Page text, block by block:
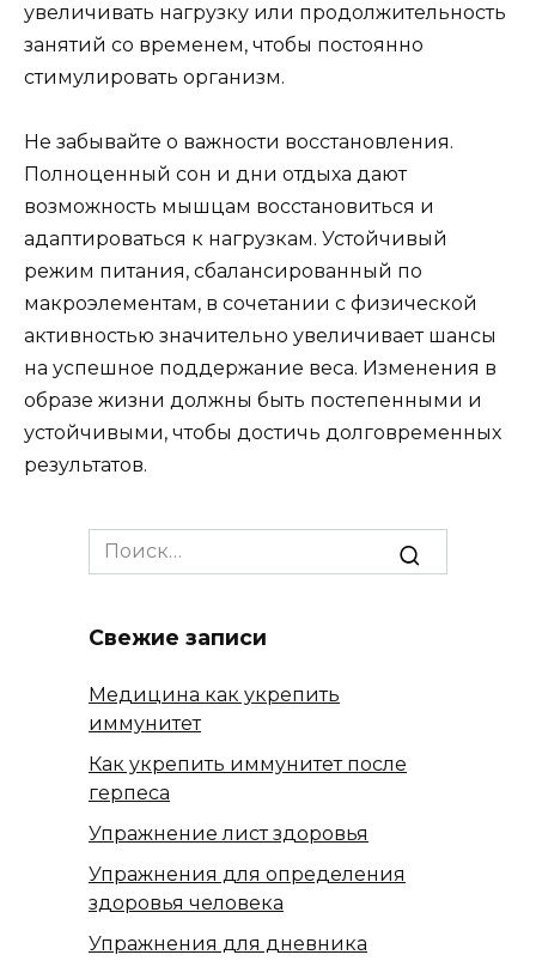
увеличивать нагрузку или продолжительность
занятий со временем, чтобы постоянно
стимулировать организм.
Не забывайте о важности восстановления.
Полноценный сон и дни отдыха дают
возможность мышцам восстановиться и
адаптироваться к нагрузкам. Устойчивый
режим питания, сбалансированный по
макроэлементам, в сочетании с физической
активностью значительно увеличивает шансы
на успешное поддержание веса. Изменения в
образе жизни должны быть постепенными и
устойчивыми, чтобы достичь долговременных
результатов.
Search
for:
Свежие записи
Медицина как укрепить
иммунитет
Как укрепить иммунитет после
герпеса
Упражнение лист здоровья
Упражнения для определения
здоровья человека
Упражнения для дневника